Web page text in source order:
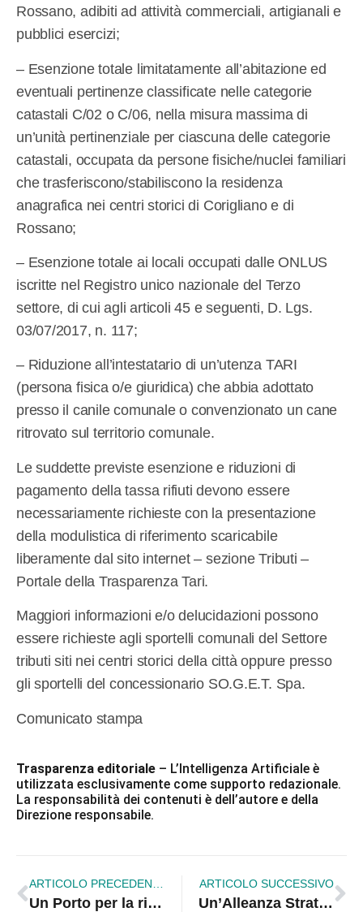
Rossano, adibiti ad attività commerciali, artigianali e
pubblici esercizi;
– Esenzione totale limitatamente all’abitazione ed
eventuali pertinenze classificate nelle categorie
catastali C/02 o C/06, nella misura massima di
un’unità pertinenziale per ciascuna delle categorie
catastali, occupata da persone fisiche/nuclei familiari
che trasferiscono/stabiliscono la residenza
anagrafica nei centri storici di Corigliano e di
Rossano;
– Esenzione totale ai locali occupati dalle ONLUS
iscritte nel Registro unico nazionale del Terzo
settore, di cui agli articoli 45 e seguenti, D. Lgs.
03/07/2017, n. 117;
– Riduzione all’intestatario di un’utenza TARI
(persona fisica o/e giuridica) che abbia adottato
presso il canile comunale o convenzionato un cane
ritrovato sul territorio comunale.
Le suddette previste esenzione e riduzioni di
pagamento della tassa rifiuti devono essere
necessariamente richieste con la presentazione
della modulistica di riferimento scaricabile
liberamente dal sito internet – sezione Tributi –
Portale della Trasparenza Tari.
Maggiori informazioni e/o delucidazioni possono
essere richieste agli sportelli comunali del Settore
tributi siti nei centri storici della città oppure presso
gli sportelli del concessionario SO.G.E.T. Spa.
Comunicato stampa
Trasparenza editoriale – L’Intelligenza Artificiale è
utilizzata esclusivamente come supporto redazionale.
La responsabilità dei contenuti è dell’autore e della
Direzione responsabile.
Un Porto per la rinascita: industria e turismo coesistono nel nuovo progetto di Corigliano-Rossano
ARTICOLO SUCCESSIVO
Un’Alleanza Strategica per Mirto Crosia: Forza Italia e l’emergente “Identità” con Francesco Russo